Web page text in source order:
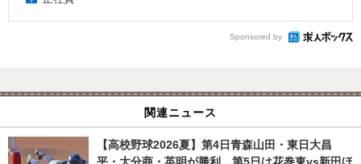
Sponsored by
関連ニュース
【高校野球2026夏】第4日青森山田・東日大昌